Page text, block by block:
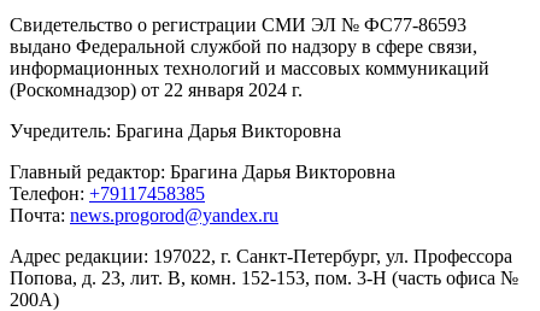
Свидетельство о регистрации СМИ ЭЛ № ФС77-86593
выдано Федеральной службой по надзору в сфере связи,
информационных технологий и массовых коммуникаций
(Роскомнадзор) от 22 января 2024 г.
Учредитель: Брагина Дарья Викторовна
Главный редактор: Брагина Дарья Викторовна
Телефон: +79117458385
Почта: news.progorod@yandex.ru
Адрес редакции: 197022, г. Санкт-Петербург, ул. Профессора
Попова, д. 23, лит. В, комн. 152-153, пом. 3-Н (часть офиса №
200А)